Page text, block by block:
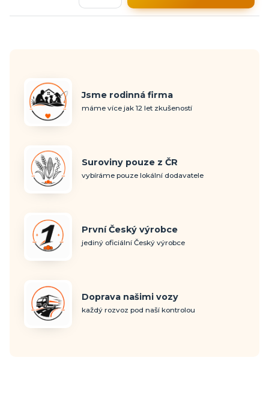
Jsme rodinná firma
máme více jak 12 let zkušeností
Suroviny pouze z ČR
vybíráme pouze lokální dodavatele
První Český výrobce
jediný oficiální Český výrobce
Doprava našimi vozy
každý rozvoz pod naší kontrolou